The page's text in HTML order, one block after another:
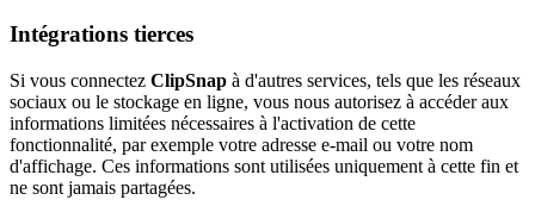
Intégrations tierces
Si vous connectez ClipSnap à d'autres services, tels que les réseaux
sociaux ou le stockage en ligne, vous nous autorisez à accéder aux
informations limitées nécessaires à l'activation de cette
fonctionnalité, par exemple votre adresse e-mail ou votre nom
d'affichage. Ces informations sont utilisées uniquement à cette fin et
ne sont jamais partagées.